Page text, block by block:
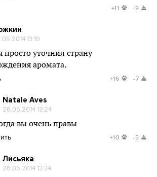
+11 -9
13:19
просто уточнил страну
аромата.
+16 -7
Natale Aves
26.05.2014 13:24
вы очень правы
+10 -5
Лисьяка
26.05.2014 13:34